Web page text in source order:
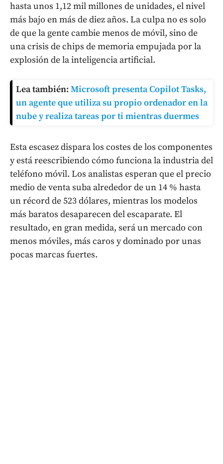
hasta unos 1,12 mil millones de unidades, el nivel
más bajo en más de diez años. La culpa no es solo
de que la gente cambie menos de móvil, sino de
una crisis de chips de memoria empujada por la
explosión de la inteligencia artificial.
Lea también: Microsoft presenta Copilot Tasks,
un agente que utiliza su propio ordenador en la
nube y realiza tareas por ti mientras duermes
Esta escasez dispara los costes de los componentes
y está reescribiendo cómo funciona la industria del
teléfono móvil. Los analistas esperan que el precio
medio de venta suba alrededor de un 14 % hasta
un récord de 523 dólares, mientras los modelos
más baratos desaparecen del escaparate. El
resultado, en gran medida, será un mercado con
menos móviles, más caros y dominado por unas
pocas marcas fuertes.